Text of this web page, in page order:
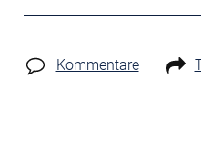
Kommentare